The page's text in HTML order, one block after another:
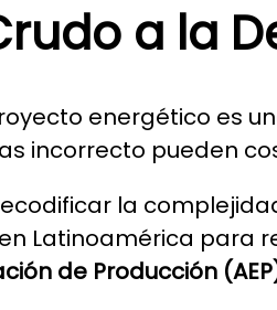
a la
energético es
incorrecto pueden
la
Latinoamérica para
de Producción